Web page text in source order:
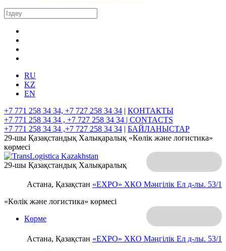
RU
KZ
EN
+7 771 258 34 34, +7 727 258 34 34 | КОНТАКТЫ
+7 771 258 34 34 , +7 727 258 34 34 | CONTACTS
+7 771 258 34 34 ,+7 727 258 34 34 | БАЙЛАНЫСТАР
29-шы Қазақстандық Халықаралық «Көлік және логистика»
көрмесі
Астана, Қазақстан «EXPO» ХКО Мәңгілік Ел д-лы. 53/1
29-шы Қазақстандық Халықаралық
«Көлік және логистика» көрмесі
Астана, Қазақстан «EXPO» ХКО Мәңгілік Ел д-лы. 53/1
Көрме